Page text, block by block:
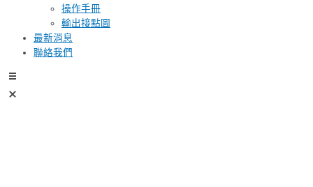
操作手冊
輸出接點圖
最新消息
聯絡我們